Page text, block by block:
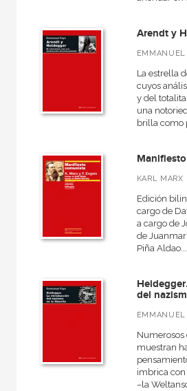
Medieval
Contemporánea
General
Anverso
Básica de Bolsillo  Serie Utopías
Arendt y
EMMANUEL
La estrella
cuyos
y del
una
brilla como
KARL MARX
Edición
cargo de
a cargo de
de
Piña Aldao...
del
EMMANUEL
muestran
imbrica
–la